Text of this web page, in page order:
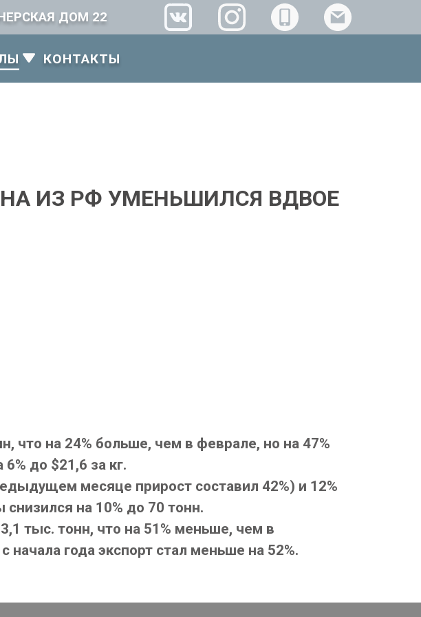
ДОМ 22
КОНТАКТЫ
ИЗ РФ УМЕНЬШИЛСЯ ВДВОЕ
что на 24% больше, чем в феврале, но на 47%
до $21,6 за кг.
месяце прирост составил 42%) и 12%
на 10% до 70 тонн.
тыс. тонн, что на 51% меньше, чем в
года экспорт стал меньше на 52%.